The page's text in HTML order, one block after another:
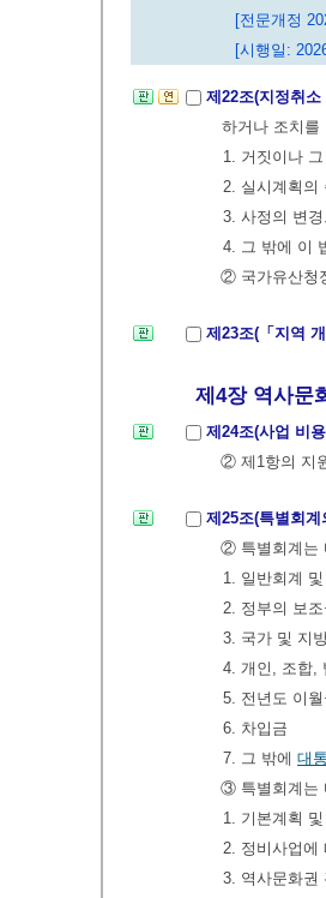
[전문개정
[시행일:
제22조(지정취
하거나 조치
1. 거짓이나
2. 실시계획의
3. 사정의 변
4. 그 밖에 이
② 국가유산청
제23조(「지역
제4장 역사문화
제24조(사업 비
② 제1항의 지
제25조(특별회
② 특별회계는
1. 일반회계
2. 정부의 보
3. 국가 및 지
4. 개인, 조합,
5. 전년도 이
6. 차입금
7. 그 밖에 대
③ 특별회계는
1. 기본계획
2. 정비사업에
3. 역사문화권